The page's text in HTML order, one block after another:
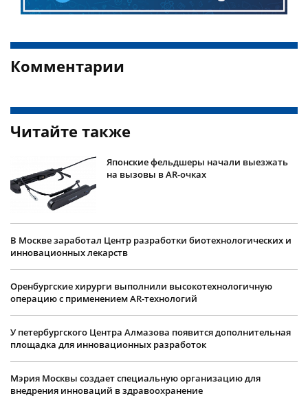
Комментарии
Читайте также
Японские фельдшеры начали выезжать
на вызовы в AR-очках
В Москве заработал Центр разработки биотехнологических и
инновационных лекарств
Оренбургские хирурги выполнили высокотехнологичную
операцию с применением AR-технологий
У петербургского Центра Алмазова появится дополнительная
площадка для инновационных разработок
Мэрия Москвы создает специальную организацию для
внедрения инноваций в здравоохранение